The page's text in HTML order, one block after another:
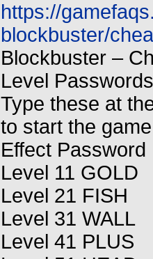
https://
blockbuster/
Blockbuster –
Level
Type these at
to start the
Effect Password
Level 11 GOLD
Level 21 FISH
Level 31 WALL
Level 41 PLUS